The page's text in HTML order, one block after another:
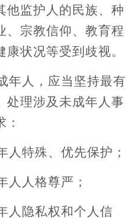
他监护人的民族、种
、宗教信仰、教育程
状况等受到歧视。
人，应当坚持最有
处理涉及未成年人事
人特殊、优先保护；
人人格尊严；
人隐私权和个人信